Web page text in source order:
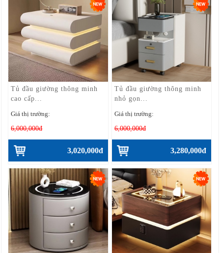
Tủ đầu giường thông minh
cao cấp...
Giá thị trường:
6,000,000đ
3,020,000đ
Tủ đầu giường thông minh
nhỏ gọn...
Giá thị trường:
6,000,000đ
3,280,000đ